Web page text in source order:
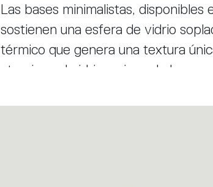
Las bases minimalistas,
sostienen una esfera de vidrio
térmico que genera una textura
atraviesa el vidrio, animando la
optimiza los componentes,